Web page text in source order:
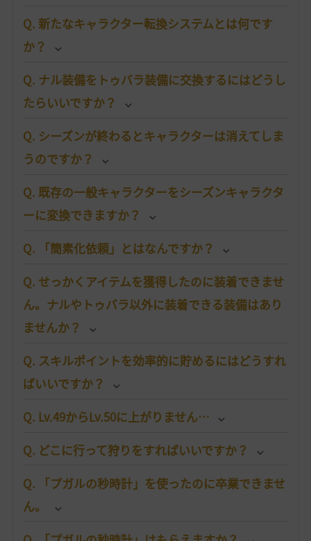
Q. 新たなキャラクター転換システムとは何です
か？
Q. ナル装備をトゥバラ装備に交換するにはどうし
たらいいですか？
Q. シーズンが終わるとキャラクターは消えてしま
うのですか？
Q. 既存の一般キャラクターをシーズンキャラクタ
ーに変換できますか？
Q. 「簡素化依頼」とはなんですか？
Q. せっかくアイテムを獲得したのに装着できませ
ん。ナルやトゥバラ以外に装着できる装備はあり
ませんか？
Q. スキルポイントを効率的に貯めるにはどうすれ
ばいいですか？
Q. Lv.49からLv.50に上がりません…
Q. どこに行って狩りをすればいいですか？
Q. 「プガルの秒時計」を使ったのに卒業できませ
ん。